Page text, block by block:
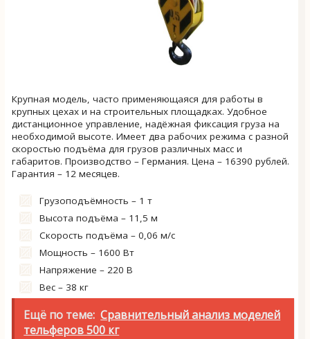
Крупная модель, часто применяющаяся для работы в
крупных цехах и на строительных площадках. Удобное
дистанционное управление, надёжная фиксация груза на
необходимой высоте. Имеет два рабочих режима с разной
скоростью подъёма для грузов различных масс и
габаритов. Производство – Германия. Цена – 16390 рублей.
Гарантия – 12 месяцев.
Грузоподъёмность – 1 т
Высота подъёма – 11,5 м
Скорость подъёма – 0,06 м/с
Мощность – 1600 Вт
Напряжение – 220 В
Вес – 38 кг
Ещё по теме: Сравнительный анализ моделей
тельферов 500 кг